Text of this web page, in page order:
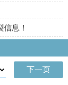
息！
下一页